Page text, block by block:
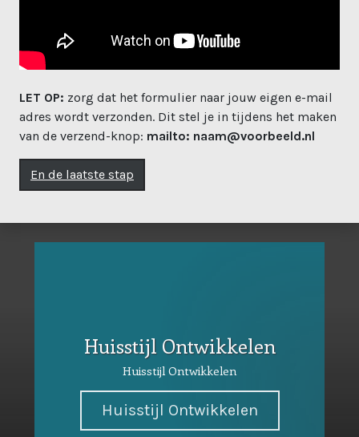
LET OP: zorg dat het formulier naar jouw eigen e-mail
adres wordt verzonden. Dit stel je in tijdens het maken
van de verzend-knop: mailto: naam@voorbeeld.nl
En de laatste stap
Huisstijl Ontwikkelen
Huisstijl Ontwikkelen
Huisstijl Ontwikkelen